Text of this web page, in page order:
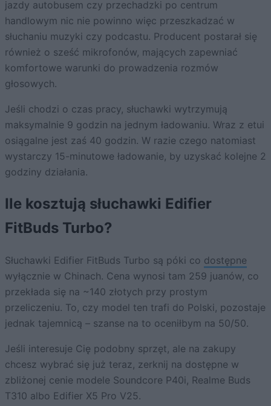
jazdy autobusem czy przechadzki po centrum
handlowym nic nie powinno więc przeszkadzać w
słuchaniu muzyki czy podcastu. Producent postarał się
również o sześć mikrofonów, mających zapewniać
komfortowe warunki do prowadzenia rozmów
głosowych.
Jeśli chodzi o czas pracy, słuchawki wytrzymują
maksymalnie 9 godzin na jednym ładowaniu. Wraz z etui
osiągalne jest zaś 40 godzin. W razie czego natomiast
wystarczy 15-minutowe ładowanie, by uzyskać kolejne 2
godziny działania.
Ile kosztują słuchawki Edifier
FitBuds Turbo?
Słuchawki Edifier FitBuds Turbo są póki co dostępne
wyłącznie w Chinach. Cena wynosi tam 259 juanów, co
przekłada się na ~140 złotych przy prostym
przeliczeniu. To, czy model ten trafi do Polski, pozostaje
jednak tajemnicą – szanse na to oceniłbym na 50/50.
Jeśli interesuje Cię podobny sprzęt, ale na zakupy
chcesz wybrać się już teraz, zerknij na dostępne w
zbliżonej cenie modele Soundcore P40i, Realme Buds
T310 albo Edifier X5 Pro V25.